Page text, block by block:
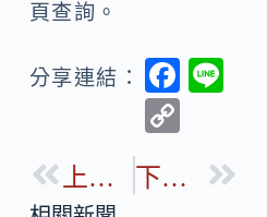
頁查詢。
分享連結：
F
bp
上一篇 下一篇